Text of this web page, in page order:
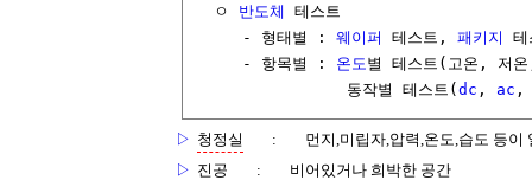
  ㅇ
반도체
테스트
     - 형태별 :
웨이퍼 테스트, 패키지
테
     - 항목별 :
온도 별 테스트(고온, 저
                동작별 테스트(
dc , ac
▷ 청정실 :
먼지,미립자,압력,온도,습도 등이
▷ 진공 :
비어있거나 희박한 공간